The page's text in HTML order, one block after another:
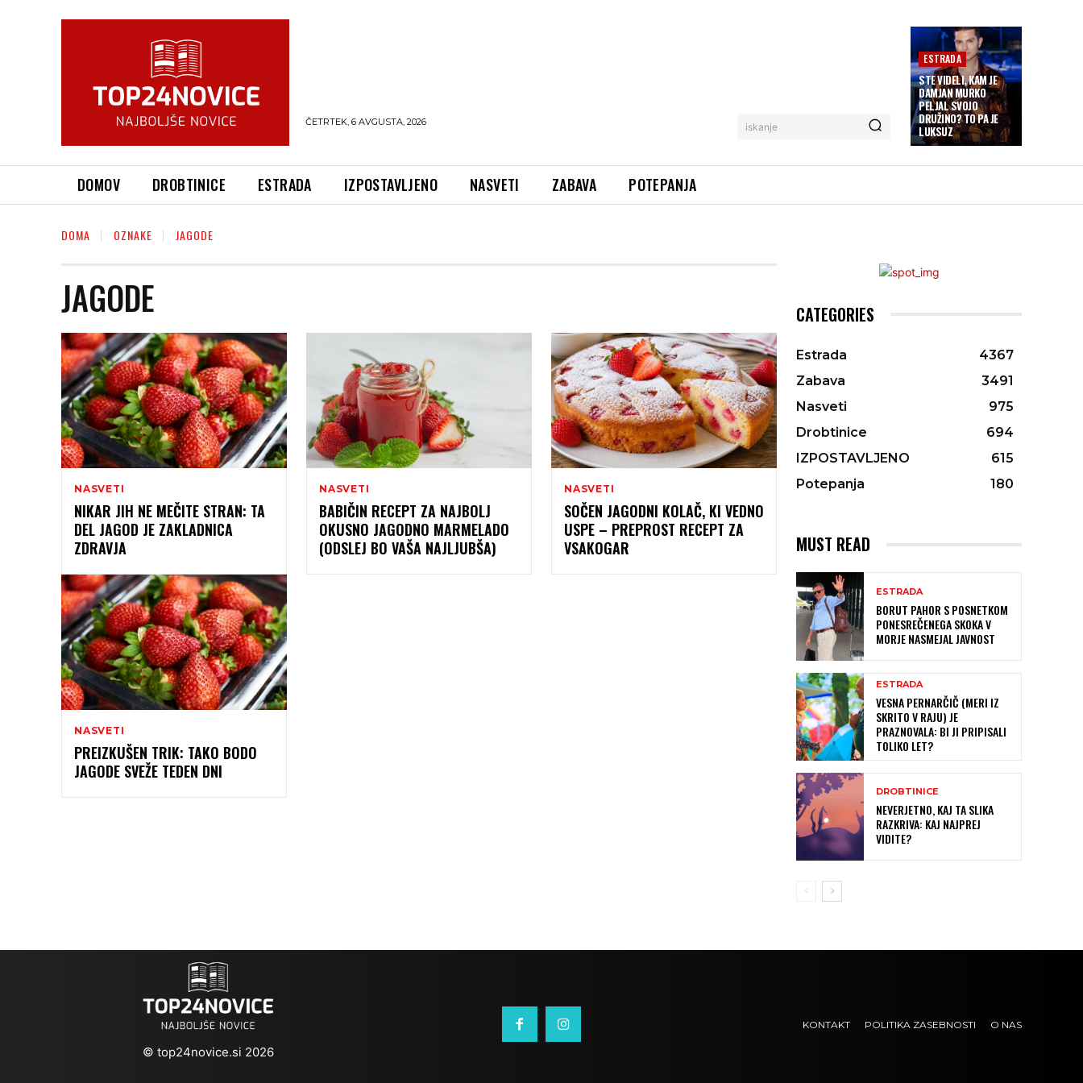
ČETRTEK, 6 AVGUSTA, 2026 iskanje
ESTRADA
STE VIDELI, KAM JE
DAMJAN MURKO
PELJAL SVOJO
DRUŽINO? TO PA JE
LUKSUZ
DOMOV DROBTINICE ESTRADA IZPOSTAVLJENO NASVETI ZABAVA POTEPANJA
DOMA OZNAKE JAGODE
JAGODE
NASVETI
NIKAR JIH NE MEČITE STRAN: TA
DEL JAGOD JE ZAKLADNICA
ZDRAVJA
NASVETI
BABIČIN RECEPT ZA NAJBOLJ
OKUSNO JAGODNO MARMELADO
(ODSLEJ BO VAŠA NAJLJUBŠA)
NASVETI
SOČEN JAGODNI KOLAČ, KI VEDNO
USPE – PREPROST RECEPT ZA
VSAKOGAR
NASVETI
PREIZKUŠEN TRIK: TAKO BODO
JAGODE SVEŽE TEDEN DNI
CATEGORIES
Estrada
4367
Zabava
3491
Nasveti
975
Drobtinice
694
IZPOSTAVLJENO
615
Potepanja
180
MUST READ
ESTRADA
BORUT PAHOR S POSNETKOM
PONESREČENEGA SKOKA V
MORJE NASMEJAL JAVNOST
ESTRADA
VESNA PERNARČIČ (MERI IZ
SKRITO V RAJU) JE
PRAZNOVALA: BI JI PRIPISALI
TOLIKO LET?
DROBTINICE
NEVERJETNO, KAJ TA SLIKA
RAZKRIVA: KAJ NAJPREJ
VIDITE?
© top24novice.si 2026
KONTAKT POLITIKA ZASEBNOSTI O NAS